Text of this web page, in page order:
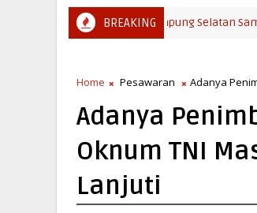
BREAKING
Pemkab Lampung Selatan Sambut
Home Pesawaran Adanya
Adanya
Oknum TNI
Lanjuti